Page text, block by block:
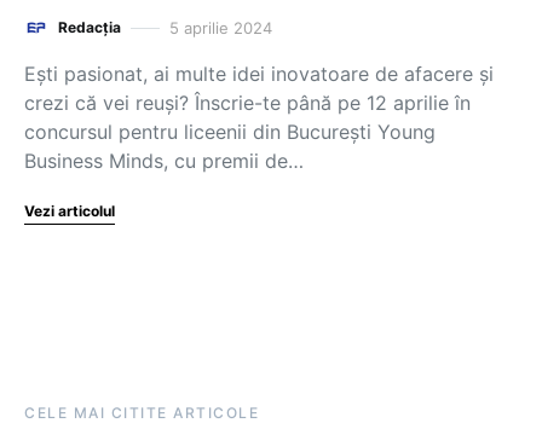
Redacția 5 aprilie 2024
Ești pasionat, ai multe idei inovatoare de afacere și
crezi că vei reuși? Înscrie-te până pe 12 aprilie în
concursul pentru liceenii din București Young
Business Minds, cu premii de…
Vezi articolul
CELE MAI CITITE ARTICOLE